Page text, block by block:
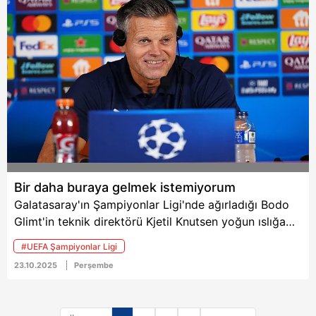
Metnimiziziyaret edebilirsiniz.
6698 sayılı Kişisel Verilerin Korunması Kanunu uyarınca
hazırlanmış Aydınlatma Metnimizi okumak ve sitemizde
ilgili mevzuata uygun olarak kullanılan çerezlerle ilgili bilgi
almak için lütfen
tıklayınız.
Bir daha buraya gelmek istemiyorum
Galatasaray'ın Şampiyonlar Ligi'nde ağırladığı Bodo
Glimt'in teknik direktörü Kjetil Knutsen yoğun ıslığa
önlem olarak maça kulak tıkacıyla çıktı.
#UEFA Şampiyonlar Ligi
23.10.2025 Perşembe